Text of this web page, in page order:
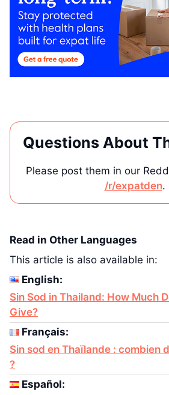
Questions About
Please post them in our
/r/expatden.
Read in Other Languages
This article is also available in:
English:
Sin Sod in Thailand: How Much
Give?
Français:
Sin sod en Thaïlande : combien
?
Español: